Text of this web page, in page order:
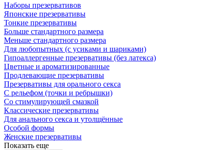
Наборы презервативов
Японские презервативы
Тонкие презервативы
Больше стандартного размера
Меньше стандартного размера
Для любопытных (с усиками и шариками)
Гипоаллергенные презервативы (без латекса)
Цветные и ароматизированные
Продлевающие презервативы
Презервативы для орального секса
С рельефом (точки и ребрышки)
Со стимулирующей смазкой
Классические презервативы
Для анального секса и утолщённые
Особой формы
Женские презервативы
Показать еще